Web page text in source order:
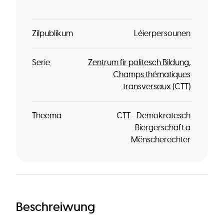
Zilpublikum Léierpersounen
Serie
Zentrum fir politesch Bildung
Champs thématiques
transversaux (CTT)
Theema
CTT - Demokratesch
Biergerschaft a
Mënscherechter
Beschreiwung